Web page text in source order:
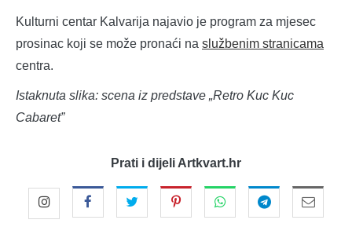
Kulturni centar Kalvarija najavio je program za mjesec
prosinac koji se može pronaći na službenim stranicama
centra.
Istaknuta slika: scena iz predstave „Retro Kuc Kuc
Cabaret”
Prati i dijeli Artkvart.hr